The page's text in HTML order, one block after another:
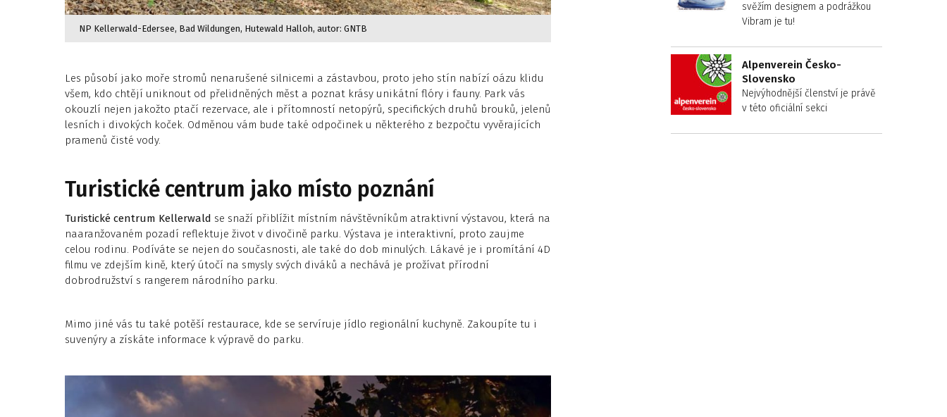
NP Kellerwald-Edersee, Bad Wildungen, Hutewald Halloh, autor: GNTB
Les působí jako moře stromů nenarušené silnicemi a zástavbou, proto jeho stín nabízí oázu klidu
všem, kdo chtějí uniknout od přelidněných měst a poznat krásy unikátní flóry i fauny. Park vás
okouzlí nejen jakožto ptačí rezervace, ale i přítomností netopýrů, specifických druhů brouků, jelenů
lesních i divokých koček. Odměnou vám bude také odpočinek u některého z bezpočtu vyvěrajících
pramenů čisté vody.
Turistické centrum jako místo poznání
Turistické centrum Kellerwald se snaží přiblížit místním návštěvníkům atraktivní výstavou, která na
naaranžovaném pozadí reflektuje život v divočině parku. Výstava je interaktivní, proto zaujme
celou rodinu. Podíváte se nejen do současnosti, ale také do dob minulých. Lákavé je i promítání 4D
filmu ve zdejším kině, který útočí na smysly svých diváků a nechává je prožívat přírodní
dobrodružství s rangerem národního parku.
Mimo jiné vás tu také potěší restaurace, kde se servíruje jídlo regionální kuchyně. Zakoupíte tu i
suvenýry a získáte informace k výpravě do parku.
svěžím designem a podrážkou
Vibram je tu!
Alpenverein Česko-
Slovensko
Nejvýhodnější členství je právě
v této oficiální sekci